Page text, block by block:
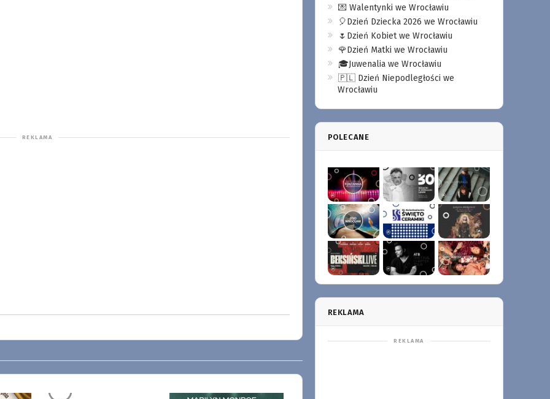
💌 Walentynki we Wrocławiu
🎈Dzień Dziecka 2026 we Wrocławiu
🌷Dzień Kobiet we Wrocławiu
🌹Dzień Matki we Wrocławiu
🎓Juwenalia we Wrocławiu
🇵🇱 Dzień Niepodległości we
Wrocławiu
POLECANE
REKLAMA